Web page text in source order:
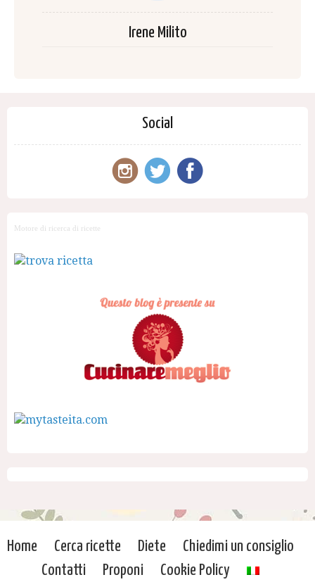
Irene Milito
Social
Motore di ricerca di ricette
Home Cerca ricette Diete
Chiedimi un consiglio
Contatti
Proponi Cookie Policy